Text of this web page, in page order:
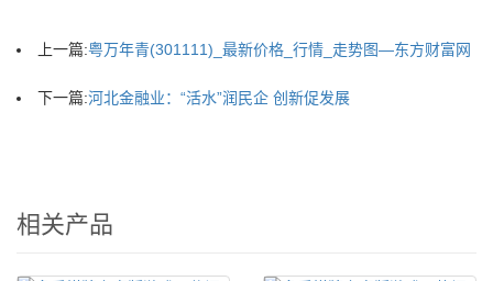
上一篇:粤万年青(301111)_最新价格_行情_走势图—东方财富网
下一篇:河北金融业：“活水”润民企 创新促发展
相关产品